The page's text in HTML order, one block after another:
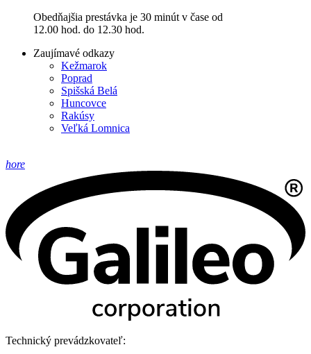
Obedňajšia prestávka je 30 minút v čase od
12.00 hod. do 12.30 hod.
Zaujímavé odkazy
Kežmarok
Poprad
Spišská Belá
Huncovce
Rakúsy
Veľká Lomnica
hore
Technický prevádzkovateľ: